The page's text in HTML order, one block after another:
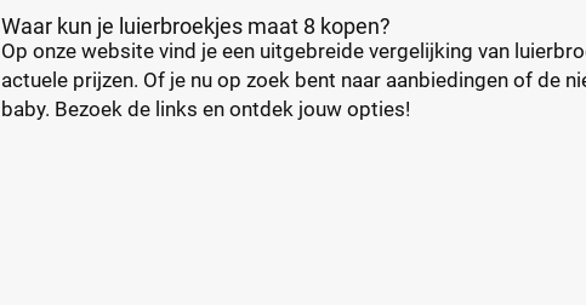
Waar kun je luierbroekjes maat 8 kopen?
Op onze website vind je een uitgebreide vergelijking van
actuele prijzen. Of je nu op zoek bent naar aanbiedingen of de
baby. Bezoek de links en ontdek jouw opties!